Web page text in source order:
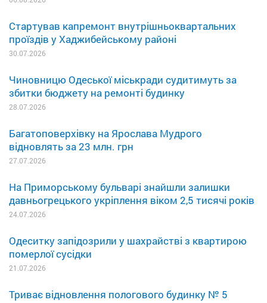
Стартував капремонт внутрішньоквартальних
проїздів у Хаджибейському районі
30.07.2026
Чиновницю Одеської міськради судитимуть за
збитки бюджету на ремонті будинку
28.07.2026
Багатоповерхівку на Ярослава Мудрого
відновлять за 23 млн. грн
27.07.2026
На Приморському бульварі знайшли залишки
давньогрецького укріплення віком 2,5 тисячі років
24.07.2026
Одеситку запідозрили у шахрайстві з квартирою
померлої сусідки
21.07.2026
Триває відновлення пологового будинку № 5